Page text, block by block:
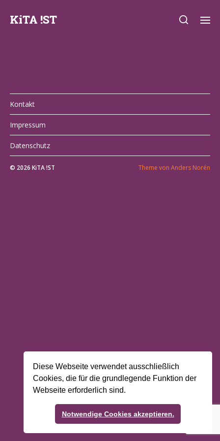
Diese Webseite verwendet ausschließlich
Cookies, die für die grundlegende Funktion der
Webseite erforderlich sind.
Notwendige Cookies akzeptieren.
KiTA !ST
Kontakt
Impressum
Datenschutz
© 2026 KiTA !ST Theme von Anders Norén